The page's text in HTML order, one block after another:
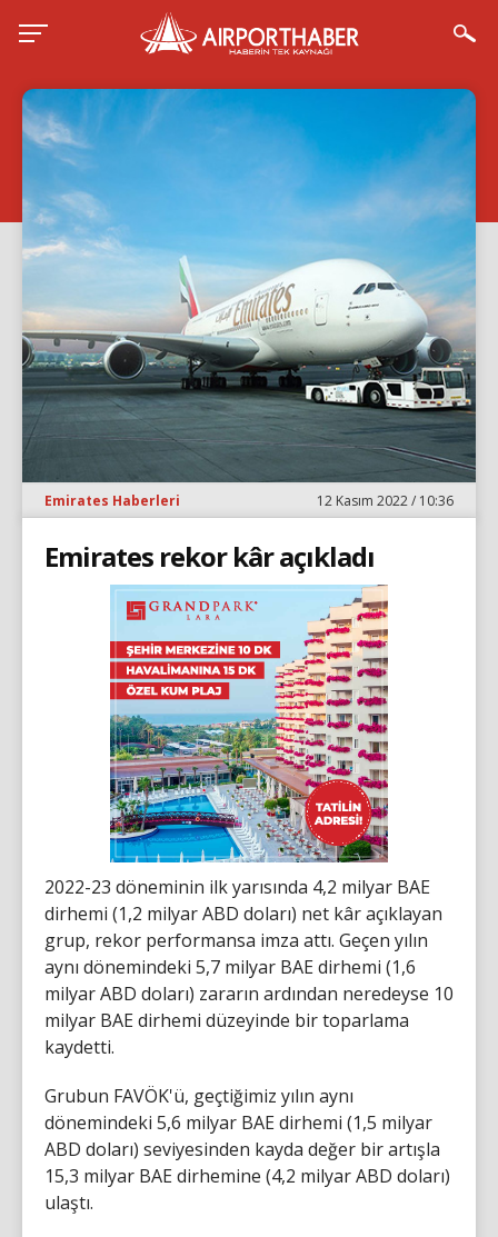
Emirates Haberleri 12 Kasım 2022 / 10:36
Emirates rekor kâr açıkladı
2022-23 döneminin ilk yarısında 4,2 milyar BAE
dirhemi (1,2 milyar ABD doları) net kâr açıklayan
grup, rekor performansa imza attı. Geçen yılın
aynı dönemindeki 5,7 milyar BAE dirhemi (1,6
milyar ABD doları) zararın ardından neredeyse 10
milyar BAE dirhemi düzeyinde bir toparlama
kaydetti.
Grubun FAVÖK'ü, geçtiğimiz yılın aynı
dönemindeki 5,6 milyar BAE dirhemi (1,5 milyar
ABD doları) seviyesinden kayda değer bir artışla
15,3 milyar BAE dirhemine (4,2 milyar ABD doları)
ulaştı.